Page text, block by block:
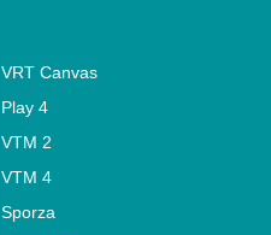
VRT Canvas
Play 4
VTM 2
VTM 4
Sporza